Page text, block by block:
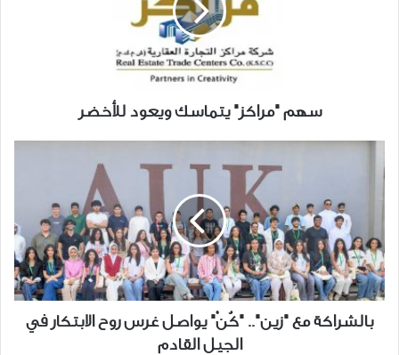
سهم "مراكز" يتماسك ويعود للأخضر
بالشراكة
مع
"زين"..
"كُنْ"
يواصل
غرس
روح
الابتكار
في
الجيل
بالشراكة مع "زين".. "كُنْ" يواصل غرس روح الابتكار في
الجيل القادم